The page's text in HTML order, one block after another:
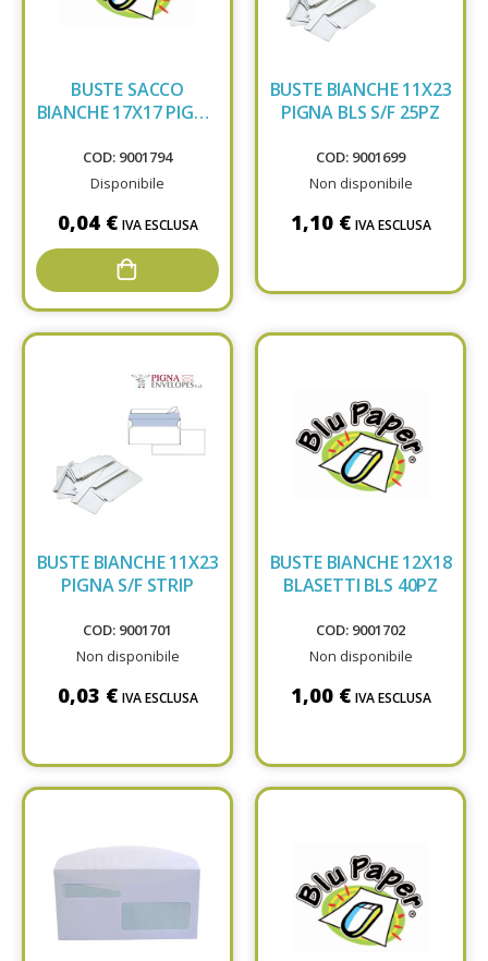
BUSTE SACCO
BIANCHE 17X17 PIGNA
COD: 9001794
Disponibile
0,04 € IVA ESCLUSA
BUSTE BIANCHE 11X23
PIGNA BLS S/F 25PZ
COD: 9001699
Non disponibile
1,10 € IVA ESCLUSA
BUSTE BIANCHE 11X23
PIGNA S/F STRIP
COD: 9001701
Non disponibile
0,03 € IVA ESCLUSA
BUSTE BIANCHE 12X18
BLASETTI BLS 40PZ
COD: 9001702
Non disponibile
1,00 € IVA ESCLUSA